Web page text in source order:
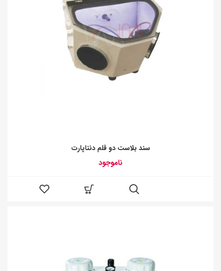
سند بلاست دو قلم دنتاپارت
ناموجود